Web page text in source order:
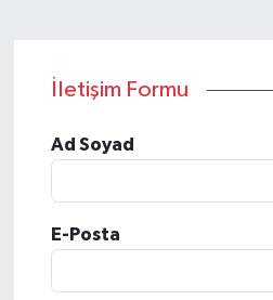
İletişim Formu
Ad Soyad
E-Posta